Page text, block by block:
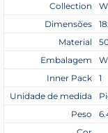
Collection
Dimensões
Material
Embalagem
Inner Pack
1
Unidade de medida
Peso